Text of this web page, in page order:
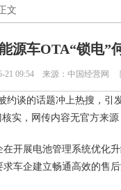
文
源车OTA“锁电”
21 09:54 来源：中国经营网
约谈的话题冲上热搜，
实，网传内容无官方来源
开展电池管理系统优化
车企建立畅通高效的售